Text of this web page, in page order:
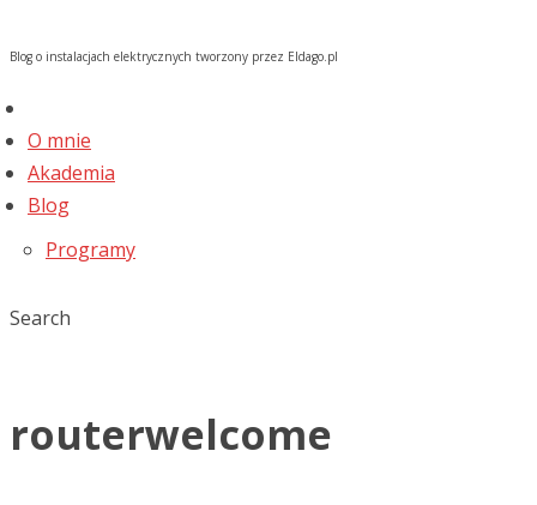
Blog o instalacjach elektrycznych tworzony przez Eldago.pl
O mnie
Akademia
Blog
Programy
Search
routerwelcome